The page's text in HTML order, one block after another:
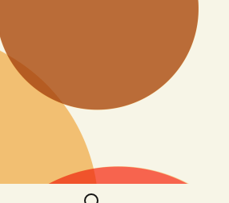
Search